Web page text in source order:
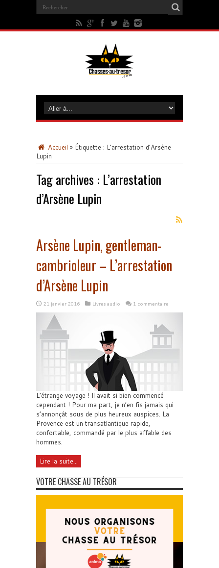
Accueil » Étiquette : L’arrestation d’Arsène
Lupin
Tag archives : L’arrestation
d’Arsène Lupin
Arsène Lupin, gentleman-
cambrioleur – L’arrestation
d’Arsène Lupin
21 janvier 2016 Livres audio 1 commentaire
L’étrange voyage ! Il avait si bien commencé
cependant ! Pour ma part, je n’en fis jamais qui
s’annonçât sous de plus heureux auspices. La
Provence est un transatlantique rapide,
confortable, commandé par le plus affable des
hommes.
Lire la suite...
VOTRE CHASSE AU TRÉSOR